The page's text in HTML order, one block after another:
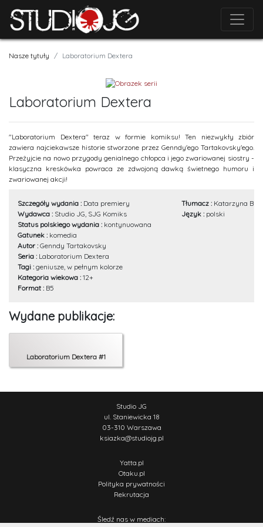
Nasze tytuły Laboratorium Dextera
Laboratorium Dextera
"Laboratorium Dextera" teraz w formie komiksu! Ten niezwykły zbiór
zawiera najciekawsze historie stworzone przez Genndy'ego Tartakovsky'ego.
Przeżyjcie na nowo przygody genialnego chłopca i jego zwariowanej siostry -
klasyczna kreskówka powraca ze zdwojoną dawką świetnego humoru i
zwariowanej akcji!
Szczegóły wydania : Data premiery
Wydawca : Studio JG, SJG Komiks
Status polskiego wydania : kontynuowana
Gatunek : komedia
Autor : Genndy Tartakovsky
Seria : Laboratorium Dextera
Tagi : geniusze, w pełnym kolorze
Kategoria wiekowa : 12+
Format : B5
Tłumacz : Katarzyna
Język : polski
Wydane publikacje:
Laboratorium Dextera #1
Studio JG
ul. Staniewicka 18
03-310 Warszawa
ksiazka@studiojg.pl
Yatta.pl
Otaku.pl
Polityka prywatności
Rekrutacja
Śledź nas w mediach: